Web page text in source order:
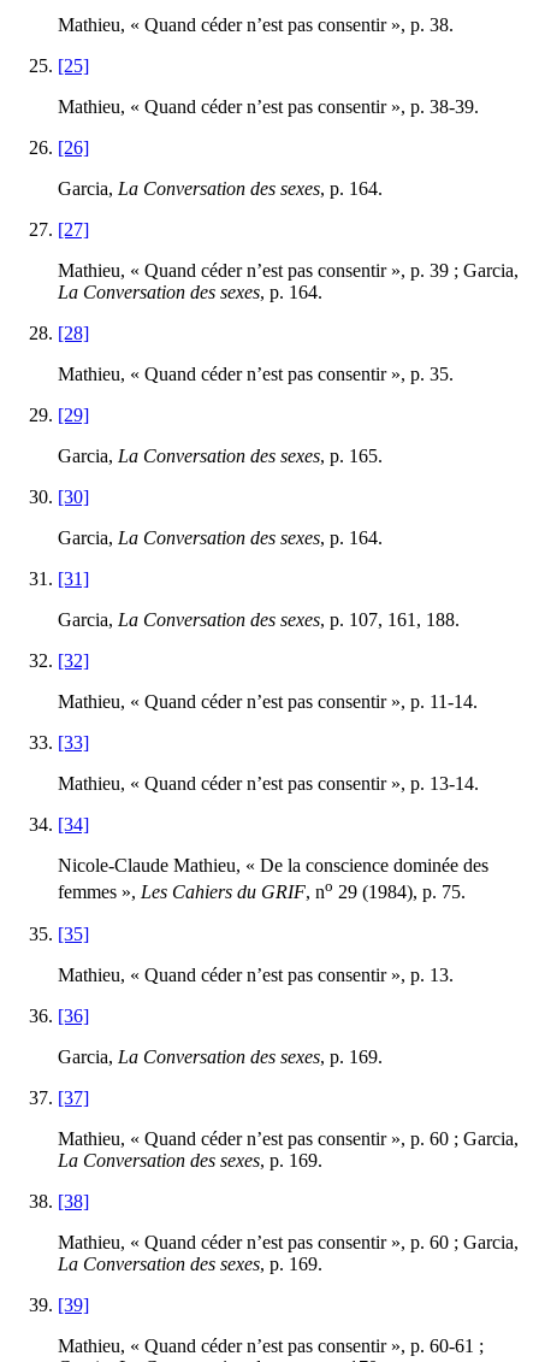
Mathieu, « Quand céder n’est pas consentir », p. 38.
[25]
Mathieu, « Quand céder n’est pas consentir », p. 38‑39.
[26]
Garcia, La Conversation des sexes, p. 164.
[27]
Mathieu, « Quand céder n’est pas consentir », p. 39 ; Garcia,
La Conversation des sexes, p. 164.
[28]
Mathieu, « Quand céder n’est pas consentir », p. 35.
[29]
Garcia, La Conversation des sexes, p. 165.
[30]
Garcia, La Conversation des sexes, p. 164.
[31]
Garcia, La Conversation des sexes, p. 107, 161, 188.
[32]
Mathieu, « Quand céder n’est pas consentir », p. 11‑14.
[33]
Mathieu, « Quand céder n’est pas consentir », p. 13‑14.
[34]
Nicole-Claude Mathieu, « De la conscience dominée des
femmes », Les Cahiers du GRIF, no 29 (1984), p. 75.
[35]
Mathieu, « Quand céder n’est pas consentir », p. 13.
[36]
Garcia, La Conversation des sexes, p. 169.
[37]
Mathieu, « Quand céder n’est pas consentir », p. 60 ; Garcia,
La Conversation des sexes, p. 169.
[38]
Mathieu, « Quand céder n’est pas consentir », p. 60 ; Garcia,
La Conversation des sexes, p. 169.
[39]
Mathieu, « Quand céder n’est pas consentir », p. 60‑61 ;